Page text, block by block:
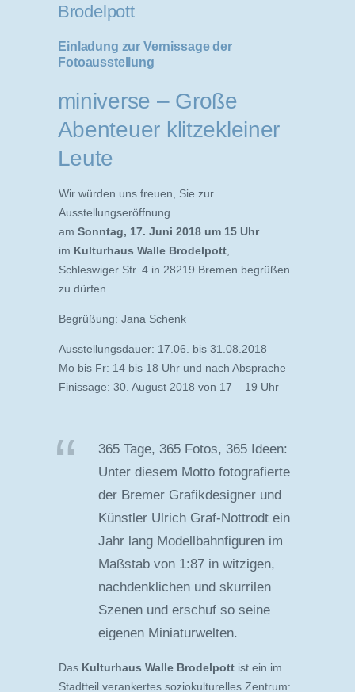
Brodelpott
Einladung zur Vernissage der
Fotoausstellung
miniverse – Große
Abenteuer klitzekleiner
Leute
Wir würden uns freuen, Sie zur
Ausstellungseröffnung
am Sonntag, 17. Juni 2018 um 15 Uhr
im Kulturhaus Walle Brodelpott
Schleswiger Str. 4 in 28219 Bremen begrüßen
zu dürfen.
Begrüßung: Jana Schenk
Ausstellungsdauer: 17.06. bis 31.08.2018
Mo bis Fr: 14 bis 18 Uhr und nach Absprache
Finissage: 30. August 2018 von 17 – 19 Uhr
365 Tage, 365 Fotos, 365 Ideen:
Unter diesem Motto fotografierte
der Bremer Grafikdesigner und
Künstler Ulrich Graf-Nottrodt ein
Jahr lang Modellbahnfiguren im
Maßstab von 1:87 in witzigen,
nachdenklichen und skurrilen
Szenen und erschuf so seine
eigenen Miniaturwelten.
Das Kulturhaus Walle Brodelpott ist ein im
Stadtteil verankertes soziokulturelles Zentrum: